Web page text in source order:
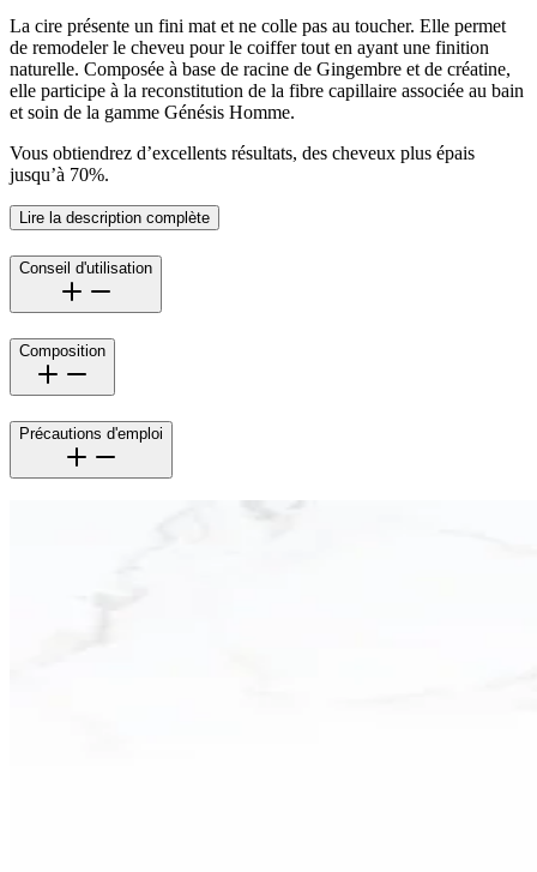
La cire présente un fini mat et ne colle pas au toucher. Elle permet
de remodeler le cheveu pour le coiffer tout en ayant une finition
naturelle. Composée à base de racine de Gingembre et de créatine,
elle participe à la reconstitution de la fibre capillaire associée au bain
et soin de la gamme Génésis Homme.
Vous obtiendrez d’excellents résultats, des cheveux plus épais
jusqu’à 70%.
Lire la description complète
Conseil d'utilisation
Composition
Précautions d'emploi